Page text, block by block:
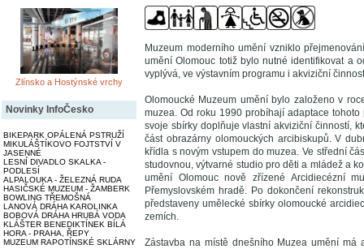
Zlínsko a Hostýnské vrchy
Novinky InfoČesko
BIKEPARK OPÁLENÁ PSTRUŽÍ
MIKULÁŠTÍKOVO FOJTSTVÍ V
JASENNÉ
LESNÍ DIVADLO SKALKA -
PODLESÍ
ALPALOUKA - ŽELEZNÁ RUDA
HASIČSKÉ MUZEUM - ŽAMBERK
BOWLING TŘEMOŠNÁ
LANOVÁ DRÁHA KAROLINKA
BOBOVÁ DRÁHA HRUBÁ VODA
KLÁŠTER BENEDIKTÍNEK BÍLÁ
HORA - PRAHA, ŘEPY
MUZEUM RAPOTÍNSKÉ SKLÁRNY
Muzeum moderního umění vzniklo
umění Olomouc totiž bylo nutné identifikovat a
vyplývá, ve výstavním programu i akviziční
Olomoucké Muzeum umění bylo založeno v
muzea. Od roku 1990 probíhají adaptace
svoje sbírky doplňuje vlastní akviziční činností,
část obrazárny olomouckých arcibiskupů. V
křídla s novým vstupem do muzea. Ve střední
studovnou, výtvarné studio pro děti a mládež a
umění Olomouc nově zřízené Arcidiecézní
Přemyslovském hradě. Po dokončení
představeny umělecké sbírky olomoucké
zemích.
Zástavba na místě dnešního Muzea umění